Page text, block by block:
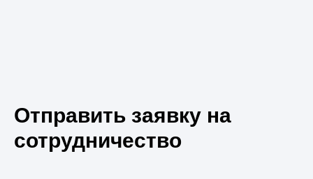
Отправить заявку на
сотрудничество